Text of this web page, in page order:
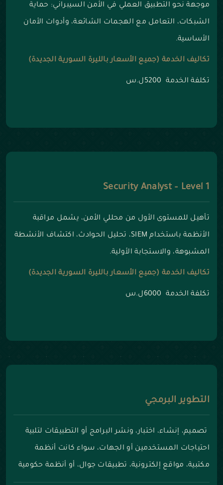
موجهة نحو التطبيق العملي في الأمن السيبراني: حماية
الشبكات، التعامل مع الهجمات الشائعة، وأدوات الأمان
الأساسية.
تكاليف الخدمة (جميع الأسعار بالليرة السورية الجديدة)
تكلفة الخدمة 5200ل.س
Security Analyst – Level 1
تأهيل للمستوى الأول من محللي الأمن، يشمل مراقبة
الأنظمة باستخدام SIEM، تحليل الحوادث، اكتشاف الأنشطة
المشبوهة، والاستجابة الأولية.
تكاليف الخدمة (جميع الأسعار بالليرة السورية الجديدة)
تكلفة الخدمة 6000ل.س
التطوير البرمجي
تصميم، إنشاء، اختبار، ونشر البرامج أو التطبيقات لتلبية
احتياجات المستخدمين أو الجهات، سواء كانت أنظمة
مكتبية، مواقع إلكترونية، تطبيقات جوال، أو أنظمة حكومية